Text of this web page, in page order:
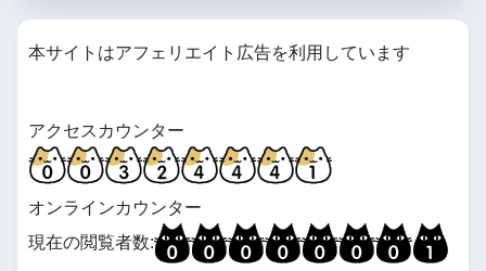
× アーマードコア】
【R-18(G)】なつしお
◆myjeheQZSoの作品投下所
【R-18・安価】１５００円く
本サイトはアフェリエイト広告を利用しています
アクセスカウンター
オンラインカウンター
現在の閲覧者数: